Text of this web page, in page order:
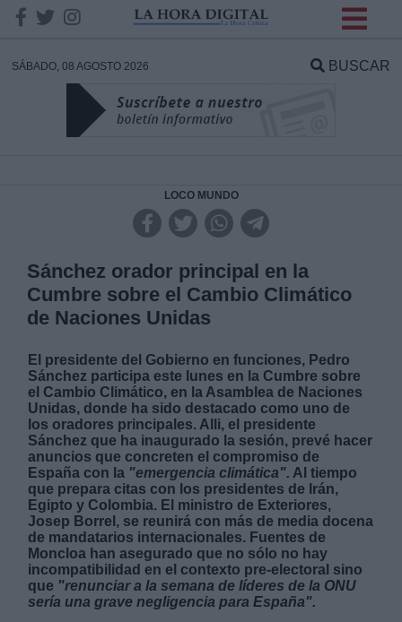
SÁBADO, 08 AGOSTO 2026 BUSCAR
LOCO MUNDO
Sánchez orador principal en la
Cumbre sobre el Cambio Climático
de Naciones Unidas
El presidente del Gobierno en funciones, Pedro
Sánchez participa este lunes en la Cumbre sobre
el Cambio Climático, en la Asamblea de Naciones
Unidas, donde ha sido destacado como uno de
los oradores principales. Alli, el presidente
Sánchez que ha inaugurado la sesión, prevé hacer
anuncios que concreten el compromiso de
España con la "emergencia climática". Al tiempo
que prepara citas con los presidentes de Irán,
Egipto y Colombia. El ministro de Exteriores,
Josep Borrel, se reunirá con más de media docena
de mandatarios internacionales. Fuentes de
Moncloa han asegurado que no sólo no hay
incompatibilidad en el contexto pre-electoral sino
que "renunciar a la semana de líderes de la ONU
sería una grave negligencia para España".
DATOS
Responsable:
Legitimación:
Destinatarios:
Derechos:
link
Información adicional
link